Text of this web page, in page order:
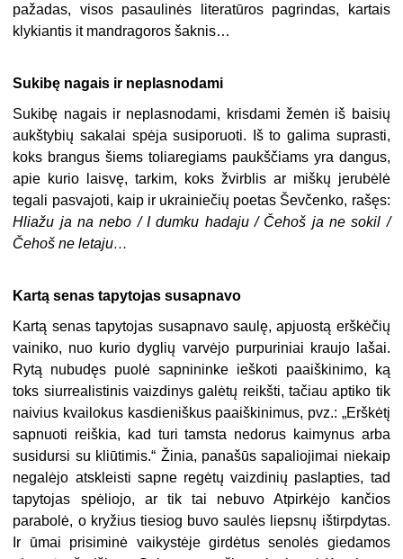
pažadas, visos pasaulinės literatūros pagrindas, kartais
klykiantis it mandragoros šaknis…
Sukibę nagais ir neplasnodami
Sukibę nagais ir neplasnodami, krisdami žemėn iš baisių
aukštybių sakalai spėja susiporuoti. Iš to galima suprasti,
koks brangus šiems toliaregiams paukščiams yra dangus,
apie kurio laisvę, tarkim, koks žvirblis ar miškų jerubėlė
tegali pasvajoti, kaip ir ukrainiečių poetas Ševčenko, rašęs:
Hliažu ja na nebo / I dumku hadaju / Čehoš ja ne sokil /
Čehoš ne letaju…
Kartą senas tapytojas susapnavo
Kartą senas tapytojas susapnavo saulę, apjuostą erškėčių
vainiko, nuo kurio dyglių varvėjo purpuriniai kraujo lašai.
Rytą nubudęs puolė sapnininke ieškoti paaiškinimo, ką
toks siurrealistinis vaizdinys galėtų reikšti, tačiau aptiko tik
naivius kvailokus kasdieniškus paaiškinimus, pvz.: „Erškėtį
sapnuoti reiškia, kad turi tamsta nedorus kaimynus arba
susidursi su kliūtimis.“ Žinia, panašūs sapaliojimai niekaip
negalėjo atskleisti sapne regėtų vaizdinių paslapties, tad
tapytojas spėliojo, ar tik tai nebuvo Atpirkėjo kančios
parabolė, o kryžius tiesiog buvo saulės liepsnų ištirpdytas.
Ir ūmai prisiminė vaikystėje girdėtus senolės giedamos